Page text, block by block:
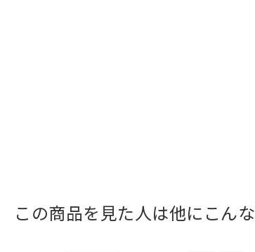
この商品を見た人は他にこん